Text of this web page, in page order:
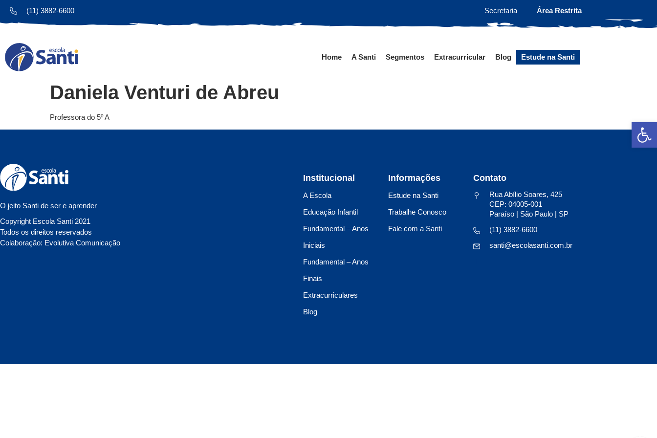
(11) 3882-6600 Secretaria Área Restrita
Home A Santi Segmentos Extracurricular Blog Estude na Santi
Daniela Venturi de Abreu
Professora do 5º A
O jeito Santi de ser e aprender
Copyright Escola Santi 2021
Todos os direitos reservados
Colaboração: Evolutiva Comunicação
Institucional
A Escola
Educação Infantil
Fundamental – Anos
Iniciais
Fundamental – Anos
Finais
Extracurriculares
Blog
Informações
Estude na Santi
Trabalhe Conosco
Fale com a Santi
Contato
Rua Abílio Soares, 425
CEP: 04005-001
Paraíso | São Paulo | SP
(11) 3882-6600
santi@escolasanti.com.br